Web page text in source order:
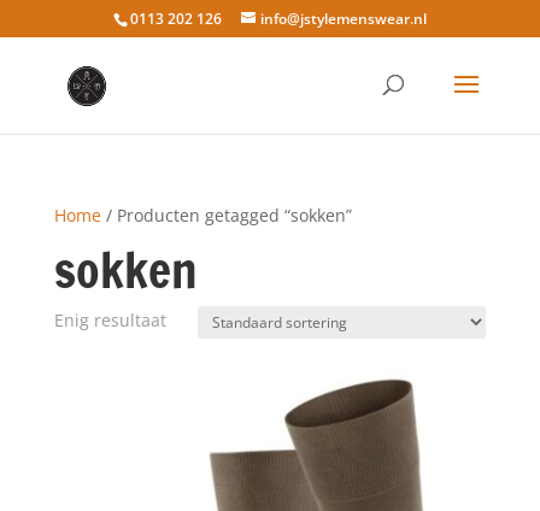
0113 202 126 info@jstylemenswear.nl
Home/ Producten getagged “sokken”
sokken
Enig resultaat